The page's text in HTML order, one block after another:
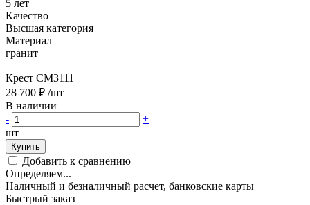
5 лет
Качество
Высшая категория
Материал
гранит
Крест CM3111
28 700 ₽ /шт
В наличии
-
+
шт
Купить
Добавить к сравнению
Определяем...
Наличный и безналичный расчет, банковские карты
Быстрый заказ